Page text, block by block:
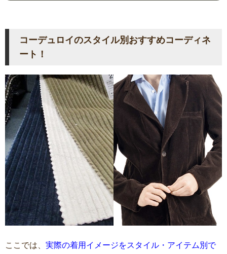
コーデュロイのスタイル別おすすめコーディネ
ート！
ここでは、 実際の着用イメージをスタイル・アイテム別で